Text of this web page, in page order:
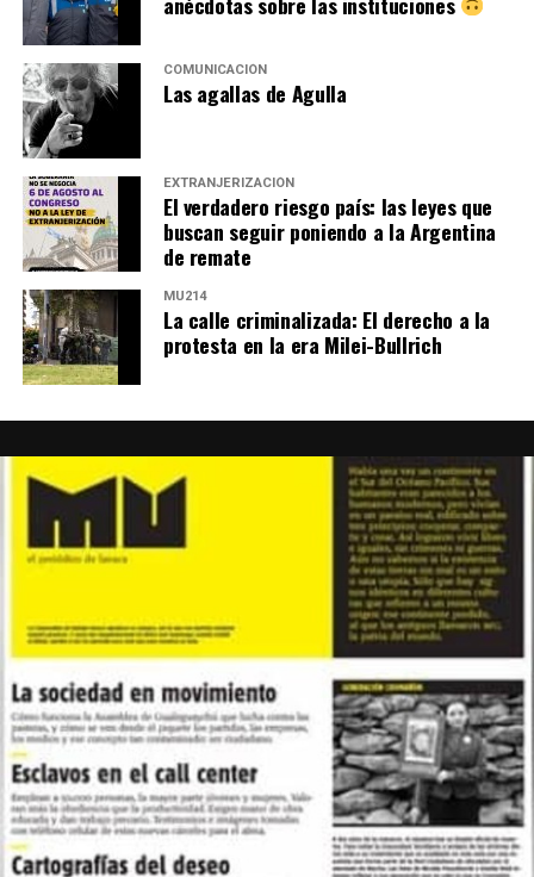
COMUNICACIÓN
Las agallas de Agulla
EXTRANJERIZACIÓN
El verdadero riesgo país: las leyes que
buscan seguir poniendo a la Argentina
de remate
MU214
La calle criminalizada: El derecho a la
protesta en la era Milei-Bullrich